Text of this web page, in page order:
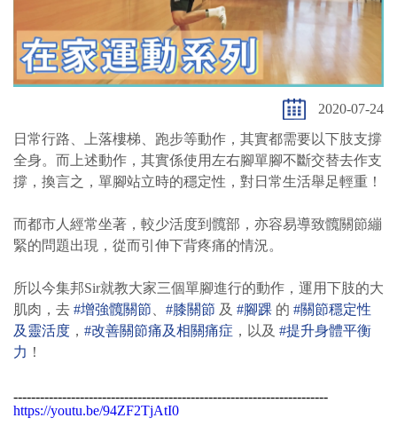
2020-07-24
日常行路、上落樓梯、跑步等動作，其實都需要以下肢支撐
全身。而上述動作，其實係使用左右腳單腳不斷交替去作支
撐，換言之，單腳站立時的穩定性，對日常生活舉足輕重！
而都市人經常坐著，較少活度到髖部，亦容易導致髖關節繃
緊的問題出現，從而引伸下背疼痛的情況。
所以今集邦Sir就教大家三個單腳進行的動作，運用下肢的大
肌肉，去 #增強髖關節 #膝關節 及 #腳踝 的 #關節穩定性
及靈活度 ， #改善關節痛及相關痛症 ，以及 #提升身體平衡
力 ！
-----------------------------------------------------------------------
https://youtu.be/94ZF2TjAtI0